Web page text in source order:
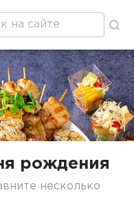
рождения
несколько